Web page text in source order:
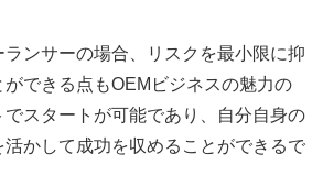
ンサーの場合、リスクを最小限に抑
ができる点もOEMビジネスの魅力の
スタートが可能であり、自分自身の
活かして成功を収めることができるで